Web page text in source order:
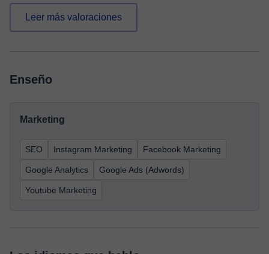
Leer más valoraciones
Enseño
Marketing
SEO Instagram Marketing Facebook Marketing
Google Analytics Google Ads (Adwords)
Youtube Marketing